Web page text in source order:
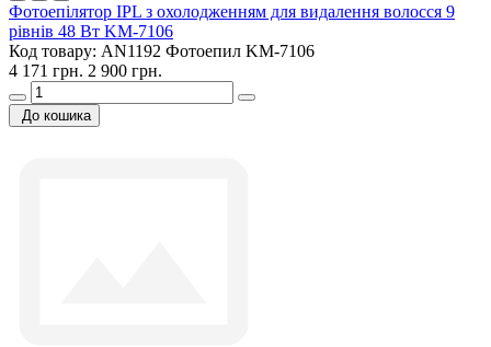
Фотоепілятор IPL з охолодженням для видалення волосся 9
рівнів 48 Вт KM-7106
Код товару: AN1192 Фотоепил KM-7106
4 171 грн. 2 900 грн.
До кошика